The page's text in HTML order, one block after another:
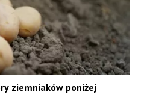
ziemniaków poniżej